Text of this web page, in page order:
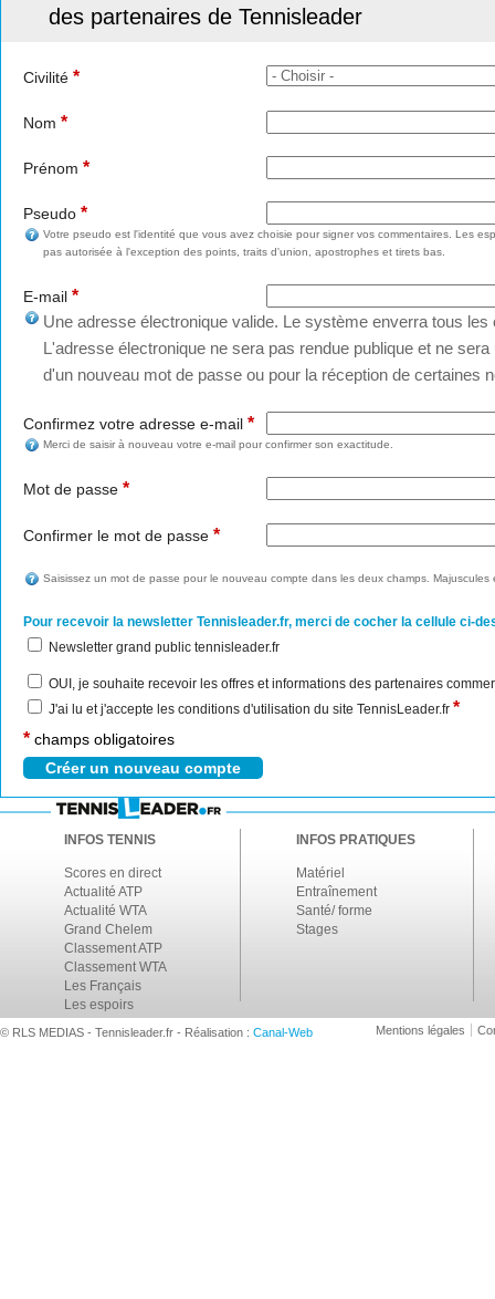
des partenaires de Tennisleader
Civilité *
Nom *
Prénom *
Pseudo *
Votre pseudo est l'identité que vous avez choisie pour signer vos commentaires. Les
pas autorisée à l'exception des points, traits d'union, apostrophes et tirets bas.
E-mail *
Une adresse électronique valide. Le système enverra tous
L'adresse électronique ne sera pas rendue publique et ne
d'un nouveau mot de passe ou pour la réception de certaines
Confirmez votre adresse e-mail *
Merci de saisir à nouveau votre e-mail pour confirmer son exactitude.
Mot de passe *
Confirmer le mot de passe *
Saisissez un mot de passe pour le nouveau compte dans les deux champs. Majuscules
Pour recevoir la newsletter Tennisleader.fr, merci de cocher la cellule ci-
Newsletter grand public tennisleader.fr
OUI, je souhaite recevoir les offres et informations des partenaires
J'ai lu et j'accepte les conditions d'utilisation du site TennisLeader.fr *
* champs obligatoires
INFOS TENNIS
Scores en direct
Actualité ATP
Actualité WTA
Grand Chelem
Classement ATP
Classement WTA
Les Français
Les espoirs
INFOS PRATIQUES
Matériel
Entraînement
Santé/ forme
Stages
© RLS MEDIAS - Tennisleader.fr - Réalisation : Canal-Web Mentions légales